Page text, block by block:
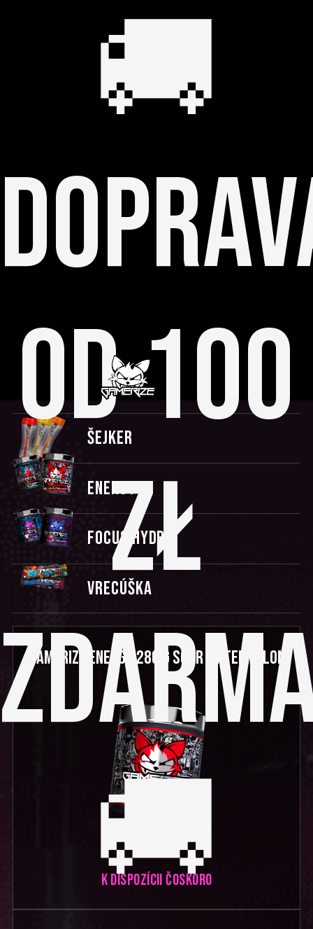
🚚
OD 100
ZŁ
🚚
ŠEJKER
ENERGY
FOCUS HYDRO
VRECÚŠKA
GAMERIZE ENERGY 280 G SOUR WATERMELON
K DISPOZÍCII ČOSKORO